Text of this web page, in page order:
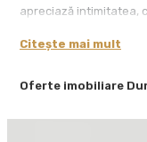
Oferte imobiliare
apreciază intimitatea,
Teren generos: 1.470
Citește mai mult